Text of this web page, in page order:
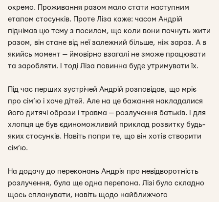
окремо. Проживання разом мало стати наступним
етапом стосунків. Проте Ліза каже: часом Андрій
піднімав цю тему з посилом, що коли вони почнуть жити
разом, він стане від неї залежний більше, ніж зараз. А в
якийсь момент — ймовірно взагалі не зможе працювати
та заробляти. І тоді Ліза повинна буде утримувати їх.
Під час перших зустрічей Андрій розповідав, що мріє
про сім’ю і хоче дітей. Але на це бажання накладалися
його дитячі образи і травма — розлучення батьків. І для
хлопця це був єдиноможливий приклад розвитку будь-
яких стосунків. Навіть попри те, що він хотів створити
сім’ю.
На додачу до переконань Андрія про невідворотність
розлучення, була ще одна перепона. Лізі було складно
щось спланувати, навіть щодо найближчого